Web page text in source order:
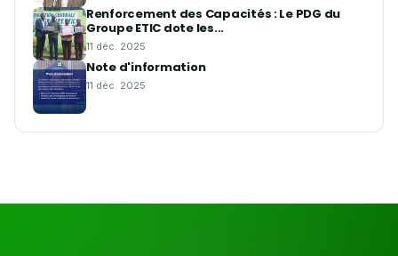
Renforcement des Capacités : Le PDG du
Groupe ETIC dote les...
11 déc. 2025
Note d'information
11 déc. 2025